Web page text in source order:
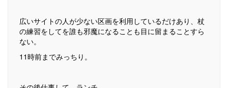
広いサイトの人が少ない区画を利用しているだけあり、杖
の練習をしてを誰も邪魔になることも目に留まることすら
ない。
11時前までみっちり。